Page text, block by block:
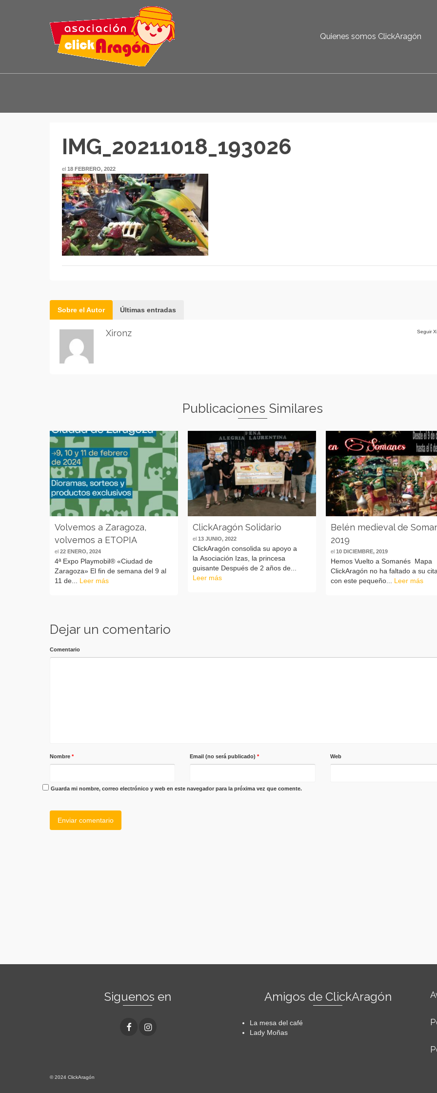
Quienes somos ClickAragón
IMG_20211018_193026
el 18 FEBRERO, 2022
Sobre el Autor Últimas entradas
Seguir
Xironz
Publicaciones Similares
Volvemos a Zaragoza,
volvemos a ETOPIA
el 22 ENERO, 2024
4ª Expo Playmobil® «Ciudad de
Zaragoza» El fin de semana del 9 al
11 de... Leer más
ClickAragón Solidario
el13 JUNIO, 2022
ClickAragón consolida su apoyo a
la Asociación Izas, la princesa
guisante Después de 2 años de...
Leer más
Belén medieval de
2019
el10 DICIEMBRE, 2019
Hemos Vuelto a Somanés Mapa
ClickAragón no ha faltado a su cita
con este pequeño... Leer más
Dejar un comentario
Comentario
Nombre * Email (no será publicado)* Web
Guarda mi nombre, correo electrónico y web en este navegador para la próxima vez que comente.
Siguenos en Amigos de ClickAragón
La mesa del café
Lady Moñas
© 2024 ClickAragón